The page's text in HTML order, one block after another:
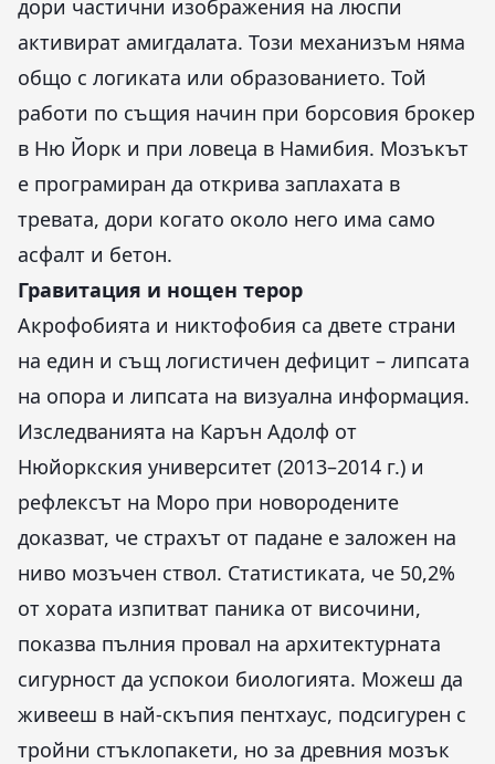
дори частични изображения на люспи
активират амигдалата. Този механизъм няма
общо с логиката или образованието. Той
работи по същия начин при борсовия брокер
в Ню Йорк и при ловеца в Намибия. Мозъкът
е програмиран да открива заплахата в
тревата, дори когато около него има само
асфалт и бетон.
Гравитация и нощен терор
Акрофобията и никтофобия са двете страни
на един и същ логистичен дефицит – липсата
на опора и липсата на визуална информация.
Изследванията на Карън Адолф от
Нюйоркския университет (2013–2014 г.) и
рефлексът на Моро при новородените
доказват, че страхът от падане е заложен на
ниво мозъчен ствол. Статистиката, че 50,2%
от хората изпитват паника от височини,
показва пълния провал на архитектурната
сигурност да успокои биологията. Можеш да
живееш в най-скъпия пентхаус, подсигурен с
тройни стъклопакети, но за древния мозък